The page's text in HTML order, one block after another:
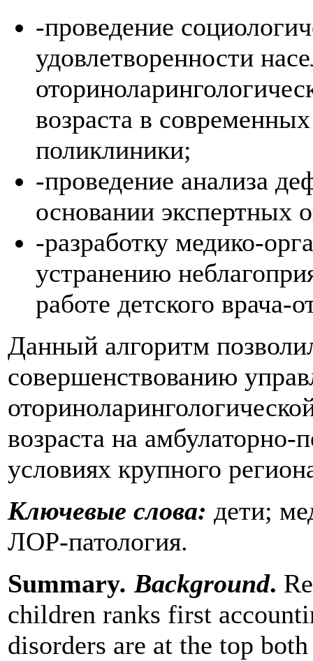
-проведение
удовлетворенности
возраста в
поликлиники;
-проведение анализа
основании экспертных
-разработку медико-
устранению
работе детского врача-
Данный алгоритм
совершенствованию
возраста на амбулаторно-
условиях крупного
Ключевые слова: дети;
ЛОР-патология.
Summary. Background.
children ranks first
disorders are at the top